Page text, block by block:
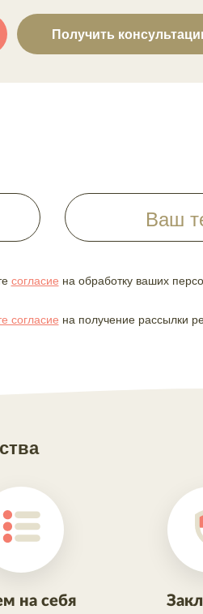
Получить
согласие на обработку ваших
согласие на получение рассылки
на себя